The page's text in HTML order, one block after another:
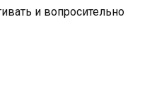
и вопросительно